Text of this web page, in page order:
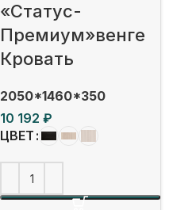
«Статус-
Премиум»венге
Кровать
2050*1460*350
₽
ЦВЕТ